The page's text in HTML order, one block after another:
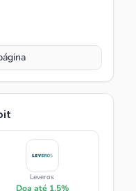
Leveros
Doa até 1.5%